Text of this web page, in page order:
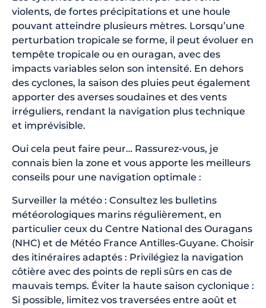
violents, de fortes précipitations et une houle
pouvant atteindre plusieurs mètres. Lorsqu’une
perturbation tropicale se forme, il peut évoluer en
tempête tropicale ou en ouragan, avec des
impacts variables selon son intensité. En dehors
des cyclones, la saison des pluies peut également
apporter des averses soudaines et des vents
irréguliers, rendant la navigation plus technique
et imprévisible.
Oui cela peut faire peur… Rassurez-vous, je
connais bien la zone et vous apporte les meilleurs
conseils pour une navigation optimale :
Surveiller la météo : Consultez les bulletins
météorologiques marins régulièrement, en
particulier ceux du Centre National des Ouragans
(NHC) et de Météo France Antilles-Guyane. Choisir
des itinéraires adaptés : Privilégiez la navigation
côtière avec des points de repli sûrs en cas de
mauvais temps. Éviter la haute saison cyclonique :
Si possible, limitez vos traversées entre août et